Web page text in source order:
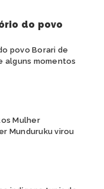
do povo
povo Borari de
alguns momentos
Mulher
Munduruku virou